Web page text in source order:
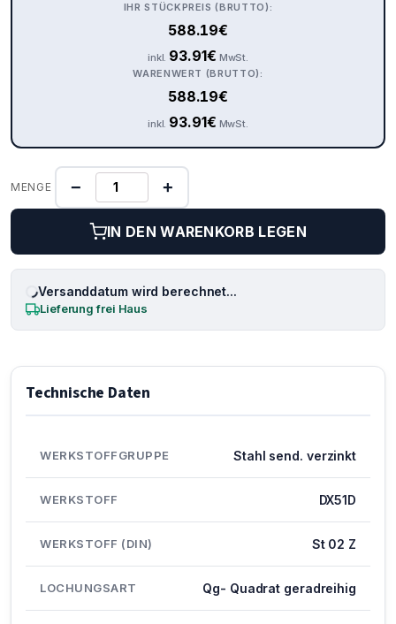
IHR STÜCKPREIS (BRUTTO):
588.19€
inkl. 93.91€ MwSt.
WARENWERT (BRUTTO):
588.19€
inkl. 93.91€ MwSt.
MENGE − +
IN DEN WARENKORB LEGEN
Versanddatum wird berechnet...
Lieferung frei Haus
Technische Daten
WERKSTOFFGRUPPE Stahl send. verzinkt
WERKSTOFF DX51D
WERKSTOFF (DIN) St 02 Z
LOCHUNGSART Qg- Quadrat geradreihig